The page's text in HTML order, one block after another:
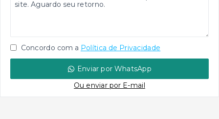
Concordo com a Política de Privacidade
Enviar por WhatsApp
Ou enviar por E-mail